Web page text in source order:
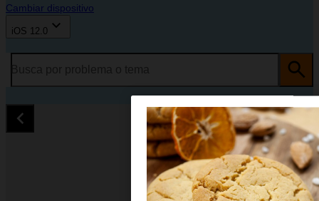
Cambiar dispositivo
iOS 12.0